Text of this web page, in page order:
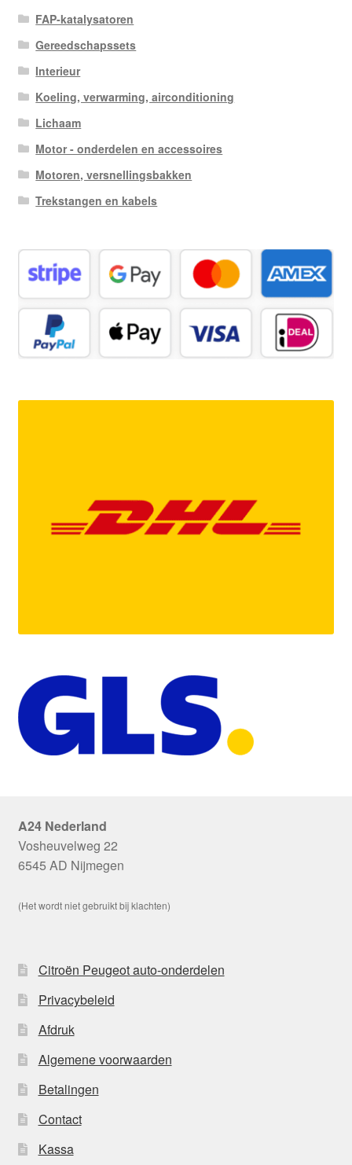
FAP-katalysatoren
Gereedschapssets
Interieur
Koeling, verwarming, airconditioning
Lichaam
Motor - onderdelen en accessoires
Motoren, versnellingsbakken
Trekstangen en kabels
A24 Nederland
Vosheuvelweg 22
6545 AD Nijmegen
(Het wordt niet gebruikt bij klachten)
Citroën Peugeot auto-onderdelen
Privacybeleid
Afdruk
Algemene voorwaarden
Betalingen
Contact
Kassa